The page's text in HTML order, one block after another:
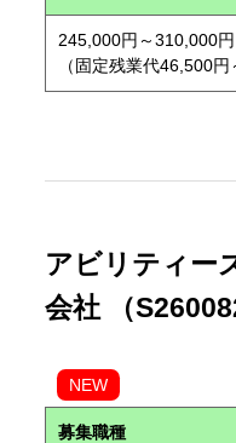
245,000円～310,000円
（固定残業代46,500円
アビリティー
会社 （
NEW
募集職種